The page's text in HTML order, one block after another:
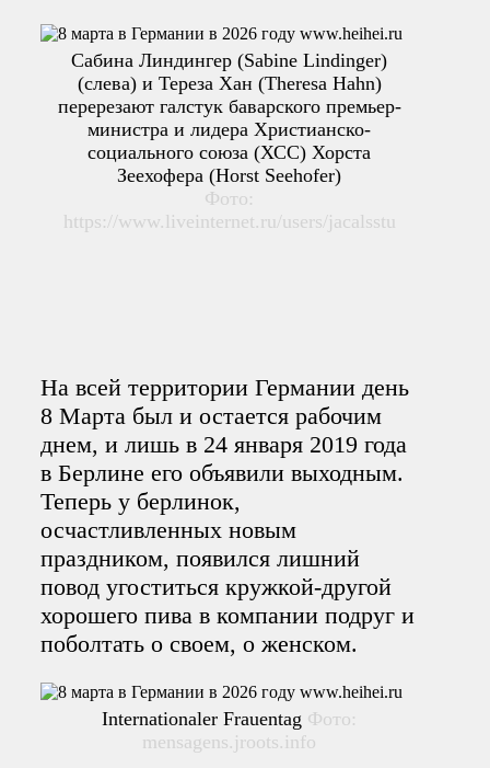
Сабина Линдингер (Sabine Lindinger)
(слева) и Тереза Хан (Theresa Hahn)
перерезают галстук баварского премьер-
министра и лидера Христианско-
социального союза (ХСС) Хорста
Зеехофера (Horst Seehofer)
Фото:
https://www.liveinternet.ru/users/jacalsstu
На всей территории Германии день
8 Марта был и остается рабочим
днем, и лишь в 24 января 2019 года
в Берлине его объявили выходным.
Теперь у берлинок,
осчастливленных новым
праздником, появился лишний
повод угоститься кружкой-другой
хорошего пива в компании подруг и
поболтать о своем, о женском.
Internationaler Frauentag Фото:
mensagens.jroots.info